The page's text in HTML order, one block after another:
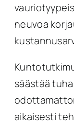
neuvoa
säästää
aikaisesti